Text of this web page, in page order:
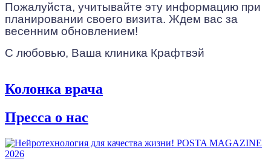
Пожалуйста, учитывайте эту информацию при
планировании своего визита. Ждем вас за
весенним обновлением!
С любовью, Ваша клиника Крафтвэй
Колонка врача
Пресса о нас